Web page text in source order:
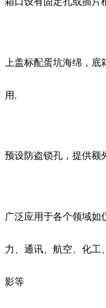
上盖标配蛋坑海绵，
用.
预设防盗锁孔，提供额
广泛应用于各个领域如
力、通讯、航空、化工
影等